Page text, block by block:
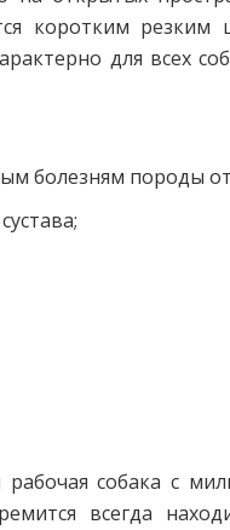
коротким резким
для всех
болезням породы
собака с
всегда